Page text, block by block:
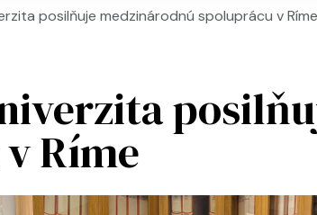
posilňuje medzinárodnú spoluprácu v Ríme
Ríme